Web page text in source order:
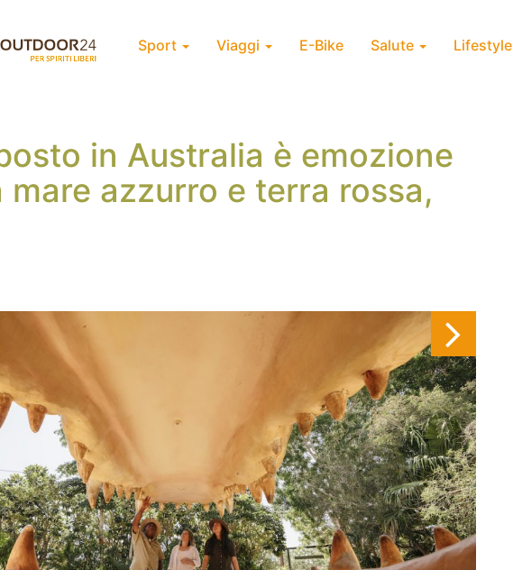
Sport Viaggi E-Bike Salute Lifestyle
in Australia è emozione
mare azzurro e terra rossa,